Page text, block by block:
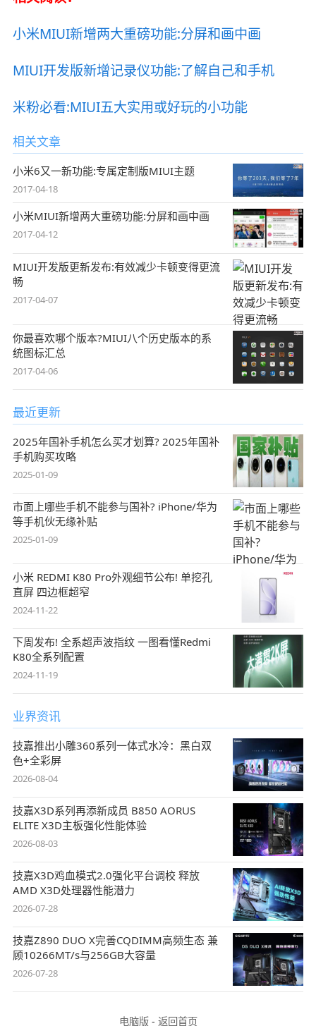
小米MIUI新增两大重磅功能:分屏和画中画
MIUI开发版新增记录仪功能:了解自己和手机
米粉必看:MIUI五大实用或好玩的小功能
相关文章
小米6又一新功能:专属定制版MIUI主题
2017-04-18
小米MIUI新增两大重磅功能:分屏和画中画
2017-04-12
MIUI开发版更新发布:有效减少卡顿变得更流
畅
2017-04-07
你最喜欢哪个版本?MIUI八个历史版本的系
统图标汇总
2017-04-06
最近更新
2025年国补手机怎么买才划算? 2025年国补
手机购买攻略
2025-01-09
市面上哪些手机不能参与国补? iPhone/华为
等手机伙无缘补贴
2025-01-09
小米 REDMI K80 Pro外观细节公布! 单挖孔
直屏 四边框超窄
2024-11-22
下周发布! 全系超声波指纹 一图看懂Redmi
K80全系列配置
2024-11-19
业界资讯
技嘉推出小雕360系列一体式水冷：黑白双
色+全彩屏
2026-08-04
技嘉X3D系列再添新成员 B850 AORUS
ELITE X3D主板强化性能体验
2026-08-03
技嘉X3D鸡血模式2.0强化平台调校 释放
AMD X3D处理器性能潜力
2026-07-28
技嘉Z890 DUO X完善CQDIMM高频生态 兼
顾10266MT/s与256GB大容量
2026-07-28
电脑版- 返回首页